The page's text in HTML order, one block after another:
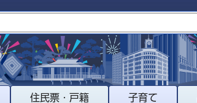
住民票・戸籍 子育て